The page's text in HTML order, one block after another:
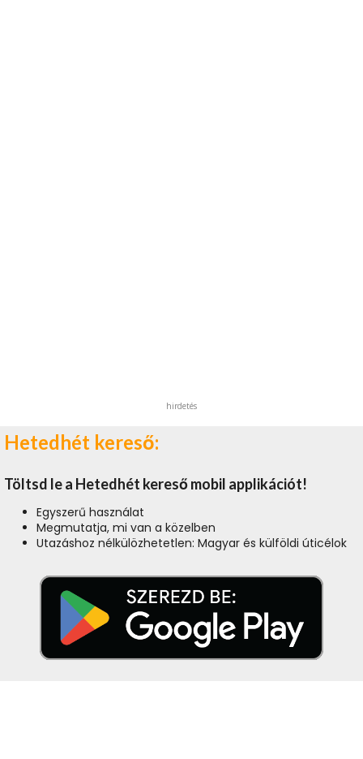
hirdetés
Hetedhét kereső:
Töltsd le a Hetedhét kereső mobil applikációt!
Egyszerű használat
Megmutatja, mi van a közelben
Utazáshoz nélkülözhetetlen: Magyar és külföldi úticélok